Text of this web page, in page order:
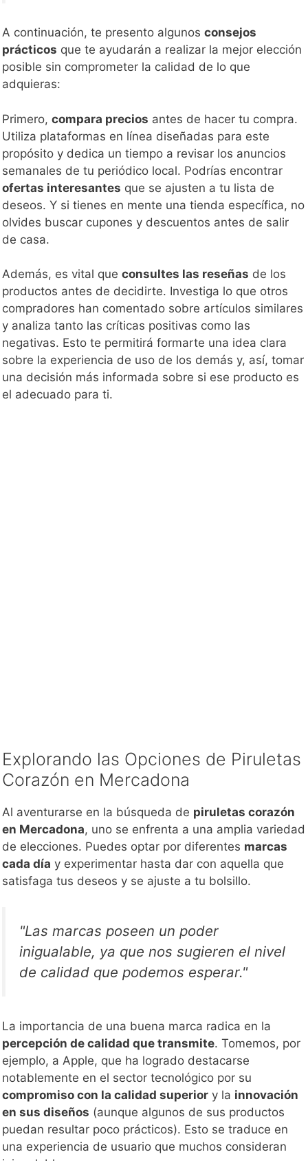
A continuación, te presento algunos consejos
prácticos que te ayudarán a realizar la mejor elección
posible sin comprometer la calidad de lo que
adquieras:
Primero, compara precios antes de hacer tu compra.
Utiliza plataformas en línea diseñadas para este
propósito y dedica un tiempo a revisar los anuncios
semanales de tu periódico local. Podrías encontrar
ofertas interesantes que se ajusten a tu lista de
deseos. Y si tienes en mente una tienda específica, no
olvides buscar cupones y descuentos antes de salir
de casa.
Además, es vital que consultes las reseñas de los
productos antes de decidirte. Investiga lo que otros
compradores han comentado sobre artículos similares
y analiza tanto las críticas positivas como las
negativas. Esto te permitirá formarte una idea clara
sobre la experiencia de uso de los demás y, así, tomar
una decisión más informada sobre si ese producto es
el adecuado para ti.
Explorando las Opciones de Piruletas
Corazón en Mercadona
Al aventurarse en la búsqueda de piruletas corazón
en Mercadona, uno se enfrenta a una amplia variedad
de elecciones. Puedes optar por diferentes marcas
cada día y experimentar hasta dar con aquella que
satisfaga tus deseos y se ajuste a tu bolsillo.
"Las marcas poseen un poder
inigualable, ya que nos sugieren el nivel
de calidad que podemos esperar."
La importancia de una buena marca radica en la
percepción de calidad que transmite. Tomemos, por
ejemplo, a Apple, que ha logrado destacarse
notablemente en el sector tecnológico por su
compromiso con la calidad superior y la innovación
en sus diseños (aunque algunos de sus productos
puedan resultar poco prácticos). Esto se traduce en
una experiencia de usuario que muchos consideran